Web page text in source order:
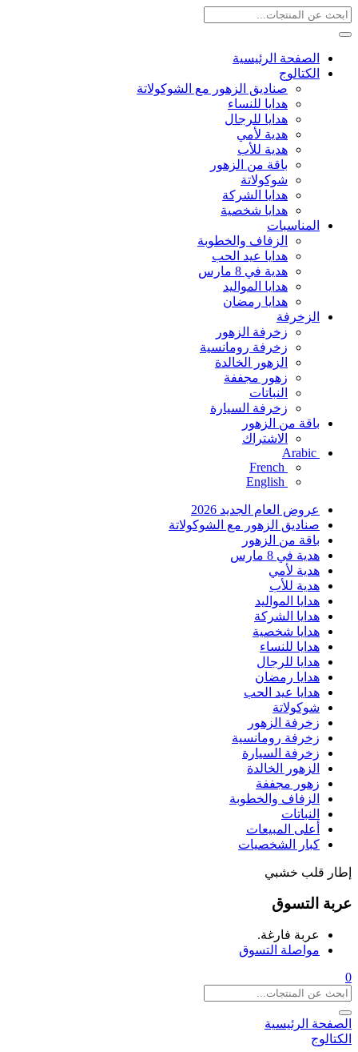
الصفحة الرئيسية
الكتالوج
صناديق الزهور مع الشوكولاتة
هدايا للنساء
هدايا للرجال
هدية لأمي
هدية للأب
باقة من الزهور
شوكولاتة
هدايا الشركة
هدايا شخصية
المناسبات
الزفاف والخطوبة
هدايا عيد الحب
هدية في 8 مارس
هدايا المواليد
هدايا رمضان
الزخرفة
زخرفة الزهور
زخرفة رومانسية
الزهور الخالدة
زهور مجففة
النباتات
زخرفة السيارة
باقة من الزهور
الاشتراك
Arabic
French
English
عروض العام الجديد 2026
صناديق الزهور مع الشوكولاتة
باقة من الزهور
هدية في 8 مارس
هدية لأمي
هدية للأب
هدايا المواليد
هدايا الشركة
هدايا شخصية
هدايا للنساء
هدايا للرجال
هدايا رمضان
هدايا عيد الحب
شوكولاتة
زخرفة الزهور
زخرفة رومانسية
زخرفة السيارة
الزهور الخالدة
زهور مجففة
الزفاف والخطوبة
النباتات
أعلى المبيعات
كبار الشخصيات
إطار قلب خشبي
عربة التسوق
عربة فارغة.
مواصلة التسوق
0
الصفحة الرئيسية
الكتالوج